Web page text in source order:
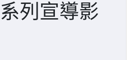
列宣導影